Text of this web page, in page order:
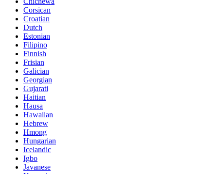
Corsican
Croatian
Dutch
Estonian
Filipino
Finnish
Frisian
Galician
Georgian
Gujarati
Haitian
Hausa
Hawaiian
Hebrew
Hmong
Hungarian
Icelandic
Igbo
Javanese